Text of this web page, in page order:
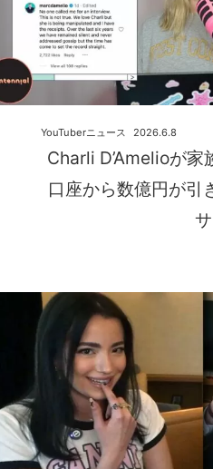
Charli D’Amelioが
口座から数億円が引
サ
2026.6.8
YouTuberニュース